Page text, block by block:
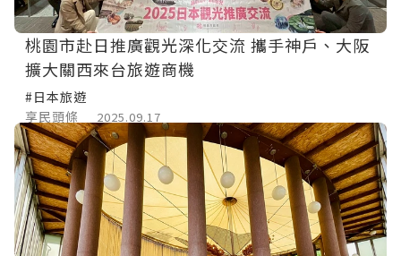
桃園市赴日推廣觀光深化交流 攜手神戶、大阪
擴大關西來台旅遊商機
#日本旅遊
享民頭條
2025.09.17